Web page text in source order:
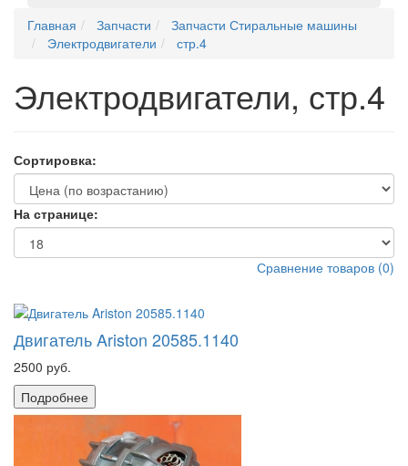
Главная Запчасти
Запчасти Стиральные машины
Электродвигатели
стр.4
Электродвигатели, стр.4
Сортировка:
На странице:
Сравнение товаров (0)
Двигатель Ariston 20585.1140
2500 руб.
Подробнее